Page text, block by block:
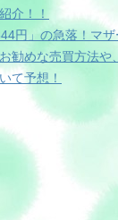
介！！
円」の急落！マザ
勧めな売買方法や、
て予想！